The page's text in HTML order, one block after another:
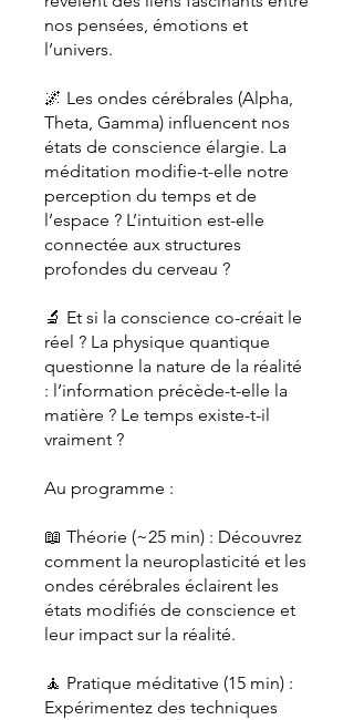
nos pensées, émotions et
l’univers.
🌌 Les ondes cérébrales (Alpha,
Theta, Gamma) influencent nos
états de conscience élargie. La
méditation modifie-t-elle notre
perception du temps et de
l’espace ? L’intuition est-elle
connectée aux structures
profondes du cerveau ?
🔬 Et si la conscience co-créait le
réel ? La physique quantique
questionne la nature de la réalité
: l’information précède-t-elle la
matière ? Le temps existe-t-il
vraiment ?
Au programme :
📖 Théorie (~25 min) : Découvrez
comment la neuroplasticité et les
ondes cérébrales éclairent les
états modifiés de conscience et
leur impact sur la réalité.
🧘 Pratique méditative (15 min) :
Expérimentez des techniques